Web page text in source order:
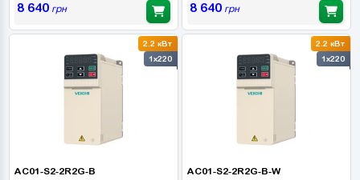
8 640грн 8 640грн
2.2 кВт
1x220
AC01-S2-2R2G-B
2.2 кВт
1x220
AC01-S2-2R2G-B-W